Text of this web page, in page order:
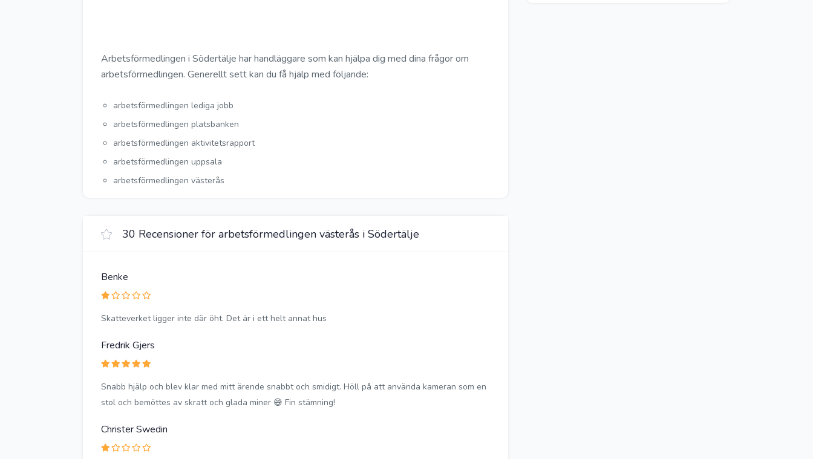
Arbetsförmedlingen i Södertälje har handläggare som kan hjälpa dig med dina frågor om
arbetsförmedlingen. Generellt sett kan du få hjälp med följande:
arbetsförmedlingen lediga jobb
arbetsförmedlingen platsbanken
arbetsförmedlingen aktivitetsrapport
arbetsförmedlingen uppsala
arbetsförmedlingen västerås
30 Recensioner för arbetsförmedlingen västerås i Södertälje
Benke
Skatteverket ligger inte där öht. Det är i ett helt annat hus
Fredrik Gjers
Snabb hjälp och blev klar med mitt ärende snabbt och smidigt. Höll på att använda kameran som en
stol och bemöttes av skratt och glada miner 😅 Fin stämning!
Christer Swedin